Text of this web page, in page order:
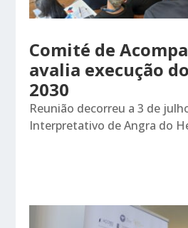
Comité de
avalia execução
2030
Reunião decorreu a 3 de
Interpretativo de Angra do